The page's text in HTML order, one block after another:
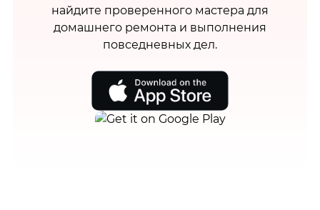
найдите проверенного мастера для
домашнего ремонта и выполнения
повседневных дел.